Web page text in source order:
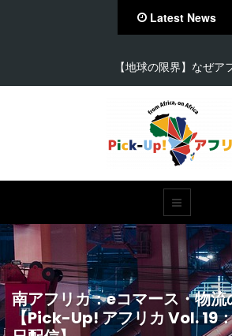
Latest News
【在住者が語る】セネ
南アフリカ：eコマース・物
【Pick-Up! アフリカ Vol. 19